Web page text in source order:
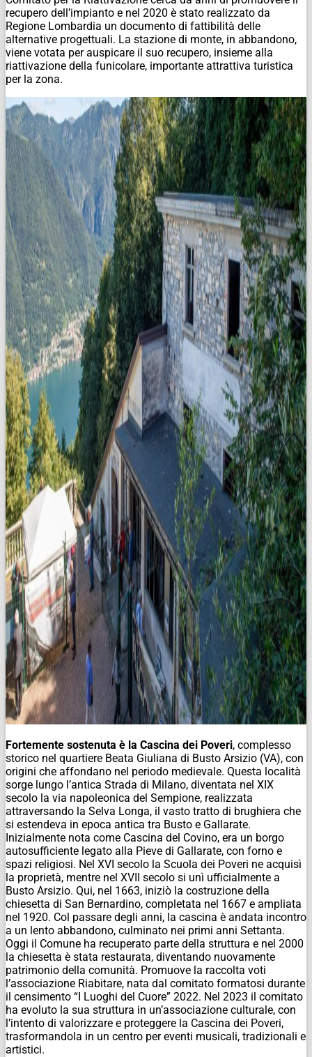
recupero dell’impianto e nel 2020 è stato realizzato da
Regione Lombardia un documento di fattibilità delle
alternative progettuali. La stazione di monte, in abbandono,
viene votata per auspicare il suo recupero, insieme alla
riattivazione della funicolare, importante attrattiva turistica
per la zona.
Fortemente sostenuta è la Cascina dei Poveri, complesso
storico nel quartiere Beata Giuliana di Busto Arsizio (VA), con
origini che affondano nel periodo medievale. Questa località
sorge lungo l’antica Strada di Milano, diventata nel XIX
secolo la via napoleonica del Sempione, realizzata
attraversando la Selva Longa, il vasto tratto di brughiera che
si estendeva in epoca antica tra Busto e Gallarate.
Inizialmente nota come Cascina del Covino, era un borgo
autosufficiente legato alla Pieve di Gallarate, con forno e
spazi religiosi. Nel XVI secolo la Scuola dei Poveri ne acquisì
la proprietà, mentre nel XVII secolo si unì ufficialmente a
Busto Arsizio. Qui, nel 1663, iniziò la costruzione della
chiesetta di San Bernardino, completata nel 1667 e ampliata
nel 1920. Col passare degli anni, la cascina è andata incontro
a un lento abbandono, culminato nei primi anni Settanta.
Oggi il Comune ha recuperato parte della struttura e nel 2000
la chiesetta è stata restaurata, diventando nuovamente
patrimonio della comunità. Promuove la raccolta voti
l’associazione Riabitare, nata dal comitato formatosi durante
il censimento “I Luoghi del Cuore” 2022. Nel 2023 il comitato
ha evoluto la sua struttura in un’associazione culturale, con
l’intento di valorizzare e proteggere la Cascina dei Poveri,
trasformandola in un centro per eventi musicali, tradizionali e
artistici.